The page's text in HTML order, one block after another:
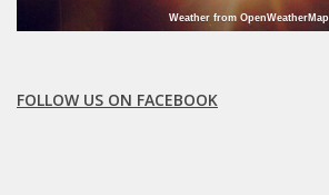
Weather from OpenWeatherMap
FOLLOW US ON FACEBOOK